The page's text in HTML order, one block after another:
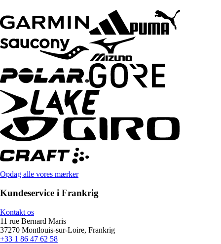
Opdag alle vores mærker
Kundeservice i Frankrig
Kontakt os
11 rue Bernard Maris
37270 Montlouis-sur-Loire, Frankrig
+33 1 86 47 62 58